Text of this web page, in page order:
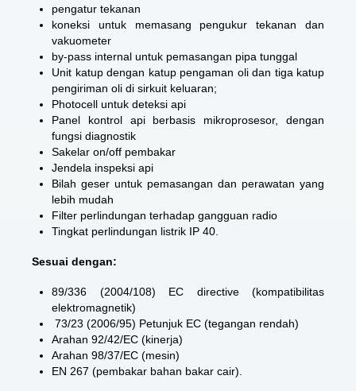
pengatur tekanan
koneksi untuk memasang pengukur tekanan dan
vakuometer
by-pass internal untuk pemasangan pipa tunggal
Unit katup dengan katup pengaman oli dan tiga katup
pengiriman oli di sirkuit keluaran;
Photocell untuk deteksi api
Panel kontrol api berbasis mikroprosesor, dengan
fungsi diagnostik
Sakelar on/off pembakar
Jendela inspeksi api
Bilah geser untuk pemasangan dan perawatan yang
lebih mudah
Filter perlindungan terhadap gangguan radio
Tingkat perlindungan listrik IP 40.
Sesuai dengan:
89/336 (2004/108) EC directive (kompatibilitas
elektromagnetik)
73/23 (2006/95) Petunjuk EC (tegangan rendah)
Arahan 92/42/EC (kinerja)
Arahan 98/37/EC (mesin)
EN 267 (pembakar bahan bakar cair).